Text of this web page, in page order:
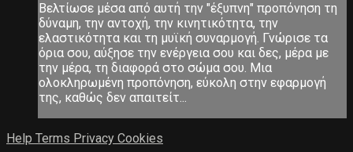
Βελτίωσε μέσα από αυτή την "έξυπνη" προπόνηση τη
δύναμη, την αντοχή, την κινητικότητα, την
ελαστικότητα και τη μυϊκή συναρμογή. Γνώρισε τα
όρια σου, αύξησε την ενέργεια σου και δες, μέρα με
την μέρα, τη διαφορά στο σώμα σου. Μια
ολοκληρωμένη προπόνηση, εύκολη στην εφαρμογή
της, καθώς δεν απαιτείτ...
Help Terms Privacy Cookies